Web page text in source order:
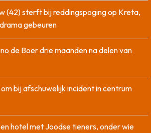
(42) sterft bij reddingspoging op Kreta,
gebeuren
de Boer drie maanden na delen van
bij afschuwelijk incident in centrum
hotel met Joodse tieners, onder wie